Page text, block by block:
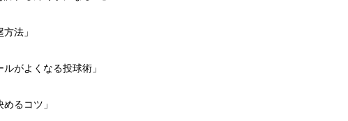
法」
がよくなる投球術」
るコツ」